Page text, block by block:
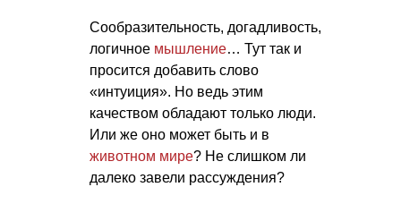
Сообразительность, догадливость,
логичное мышление… Тут так и
просится добавить слово
«интуиция». Но ведь этим
качеством обладают только люди.
Или же оно может быть и в
животном мире? Не слишком ли
далеко завели рассуждения?